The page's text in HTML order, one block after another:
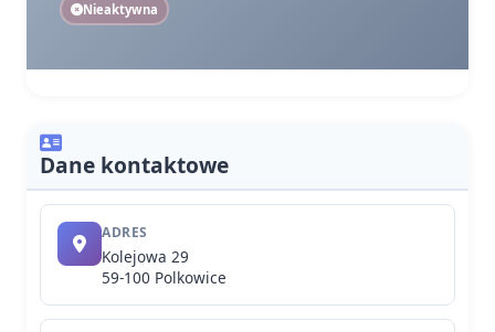
Nieaktywna
Dane kontaktowe
ADRES
Kolejowa 29
59-100 Polkowice